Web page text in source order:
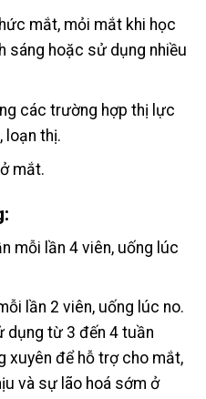
mắt, mỏi mắt khi học
sáng hoặc sử dụng nhiều
các trường hợp thị lực
loạn thị.
mắt.
mỗi lần 4 viên, uống lúc
lần 2 viên, uống lúc no.
dụng từ 3 đến 4 tuần
xuyên để hỗ trợ cho mắt,
và sự lão hoá sớm ở